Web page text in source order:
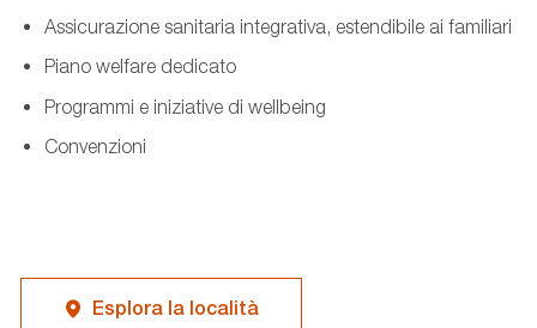
Assicurazione sanitaria integrativa, estendibile ai familiari
Piano welfare dedicato
Programmi e iniziative di wellbeing
Convenzioni
Esplora la località